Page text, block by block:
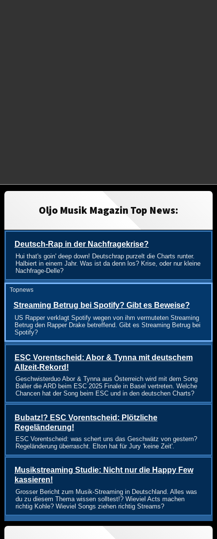
Oljo Musik Magazin Top News:
Deutsch-Rap in der Nachfragekrise?
Hui that's goin' deep down! Deutschrap purzelt die Charts runter.
Halbiert in einem Jahr. Was ist da denn los? Krise, oder nur kleine
Nachfrage-Delle?
Topnews
Streaming Betrug bei Spotify? Gibt es Beweise?
US Rapper verklagt Spotify wegen von ihm vermuteten Streaming
Betrug den Rapper Drake betreffend. Gibt es Streaming Betrug bei
Spotify?
ESC Vorentscheid: Abor & Tynna mit deutschem
Allzeit-Rekord!
Geschwisterduo Abor & Tynna aus Österreich wird mit dem Song
Baller die ARD beim ESC 2025 Finale in Basel vertreten. Welche
Chancen hat der Song beim ESC und in den deutschen Charts?
Bubatz!? ESC Vorentscheid: Plötzliche
Regeländerung!
ESC Vorentscheid: was schert uns das Geschwätz von gestern?
Regeländerung überrascht. Elton hat für Jury 'keine Zeit'.
Musikstreaming Studie: Nicht nur die Happy Few
kassieren!
Grosser Bericht zum Musik-Streaming in Deutschland. Alles was
du zu diesem Thema wissen solltest!? Wieviel Acts machen
richtig Kohle? Wieviel Songs ziehen richtig Streams?